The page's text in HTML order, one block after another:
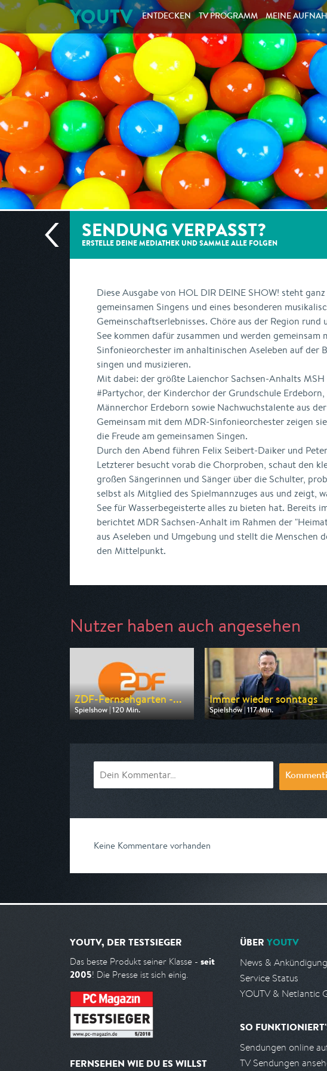
YOUTV ENTDECKEN TV PROGRAMM MEINE
SENDUNG VERPASST?
ERSTELLE DEINE MEDIATHEK UND SAMMLE ALLE FOLGEN
Diese Ausgabe von HOL DIR DEINE SHOW! steht
gemeinsamen Singens und eines besonderen
Gemeinschaftserlebnisses. Chöre aus der Region rund
See kommen dafür zusammen und werden gemeinsam
Sinfonieorchester im anhaltinischen Aseleben auf der
singen und musizieren.
Mit dabei: der größte Laienchor Sachsen-Anhalts
#Partychor, der Kinderchor der Grundschule Erdeborn,
Männerchor Erdeborn sowie Nachwuchstalente aus
Gemeinsam mit dem MDR-Sinfonieorchester zeigen
die Freude am gemeinsamen Singen.
Durch den Abend führen Felix Seibert-Daiker und
Letzterer besucht vorab die Chorproben, schaut den
großen Sängerinnen und Sänger über die Schulter,
selbst als Mitglied des Spielmannzuges aus und zeigt,
See für Wasserbegeisterte alles zu bieten hat. Bereits
berichtet MDR Sachsen-Anhalt im Rahmen der
aus Aseleben und Umgebung und stellt die Menschen
den Mittelpunkt.
Nutzer haben auch angesehen
ZDF-Fernsehgarten -...
Spielshow | 120 Min.
Ausgestrahlt von ZDF
Immer wieder sonntags
Spielshow | 117 Min.
Ausgestrahlt von ARD
Keine Kommentare vorhanden
YOUTV, DER TESTSIEGER
Das beste Produkt seiner Klasse - seit
2005! Die Presse ist sich einig.
FERNSEHEN WIE DU ES WILLST
ÜBER YOUTV
News &
Service Status
YOUTV & Netlantic
SO
Sendungen online
TV Sendungen